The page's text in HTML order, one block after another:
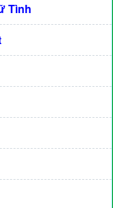
Tình